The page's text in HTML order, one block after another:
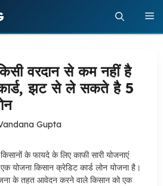
वरदान से कम नहीं है
झट से ले सकते है 5
Gupta
के फायदे के लिए काफी सारी योजनाएं
योजना किसान क्रेडिट कार्ड लोन योजना है।
के तहत आवेदन करने वाले किसान को एक